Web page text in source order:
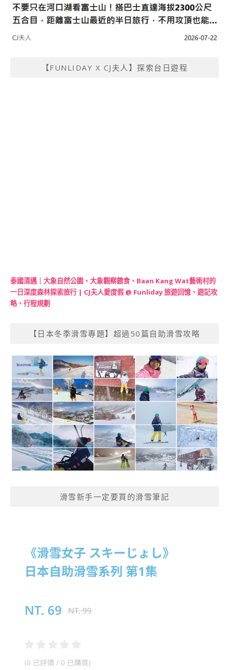
【FUNLIDAY X CJ夫人】探索台日遊程
泰國清邁｜大象自然公園、大象觀察餵食、Baan Kang Wat藝術村的
一日深度森林探索旅行 | CJ夫人愛度假 @ Funliday 旅遊回憶、遊記攻
略、行程規劃
【日本冬季滑雪專題】超過50篇自助滑雪攻略
滑雪新手一定要買的滑雪筆記